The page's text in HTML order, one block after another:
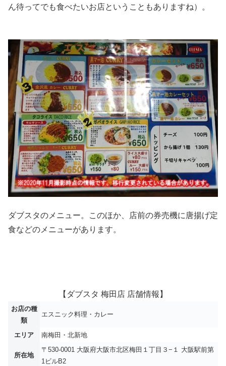
ん待ってでも食べたいお店ということもありますね）。
ダブスタのメニュー。このほか、店前の券売機に唐揚げ定
食などのメニューがあります。
【ダブスタ 梅田店 店舗情報】
お店の種
類
エスニック料理・カレー
エリア 南梅田・北新地
所在地
〒530-0001 大阪府大阪市北区梅田１丁目３−１ 大阪駅前第
1ビルB2